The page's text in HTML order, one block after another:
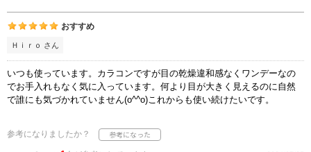
おすすめ
Ｈｉｒｏ さん
いつも使っています。カラコンですが目の乾燥違和感なくワンデーなの
でお手入れもなく気に入っています。何より目が大きく見えるのに自然
で誰にも気づかれていません(o^^o)これからも使い続けたいです。
参考になりましたか？